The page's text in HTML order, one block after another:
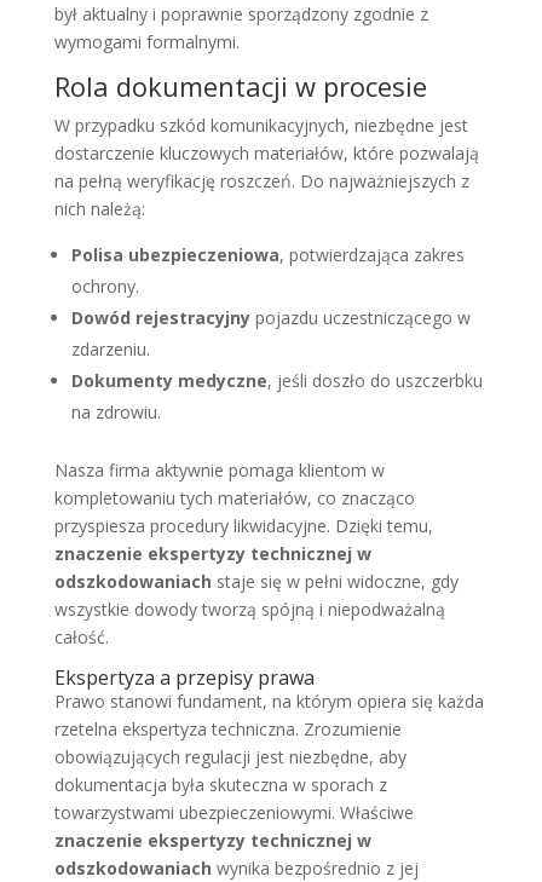
był aktualny i poprawnie sporządzony zgodnie z
wymogami formalnymi.
Rola dokumentacji w procesie
W przypadku szkód komunikacyjnych, niezbędne jest
dostarczenie kluczowych materiałów, które pozwalają
na pełną weryfikację roszczeń. Do najważniejszych z
nich należą:
Polisa ubezpieczeniowa, potwierdzająca zakres
ochrony.
Dowód rejestracyjnypojazdu uczestniczącego w
zdarzeniu.
Dokumenty medyczne, jeśli doszło do uszczerbku
na zdrowiu.
Nasza firma aktywnie pomaga klientom w
kompletowaniu tych materiałów, co znacząco
przyspiesza procedury likwidacyjne. Dzięki temu,
znaczenie ekspertyzy technicznej w
odszkodowaniach staje się w pełni widoczne, gdy
wszystkie dowody tworzą spójną i niepodważalną
całość.
Ekspertyza a przepisy prawa
Prawo stanowi fundament, na którym opiera się każda
rzetelna ekspertyza techniczna. Zrozumienie
obowiązujących regulacji jest niezbędne, aby
dokumentacja była skuteczna w sporach z
towarzystwami ubezpieczeniowymi. Właściwe
znaczenie ekspertyzy technicznej w
odszkodowaniach wynika bezpośrednio z jej